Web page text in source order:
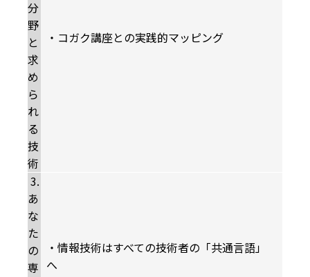
分
野
と
求
め
ら
れ
る
技
術
・コガク講座との実践的マッピング
3.
あ
な
た
の
専
・情報技術はすべての技術者の「共通言語」
へ